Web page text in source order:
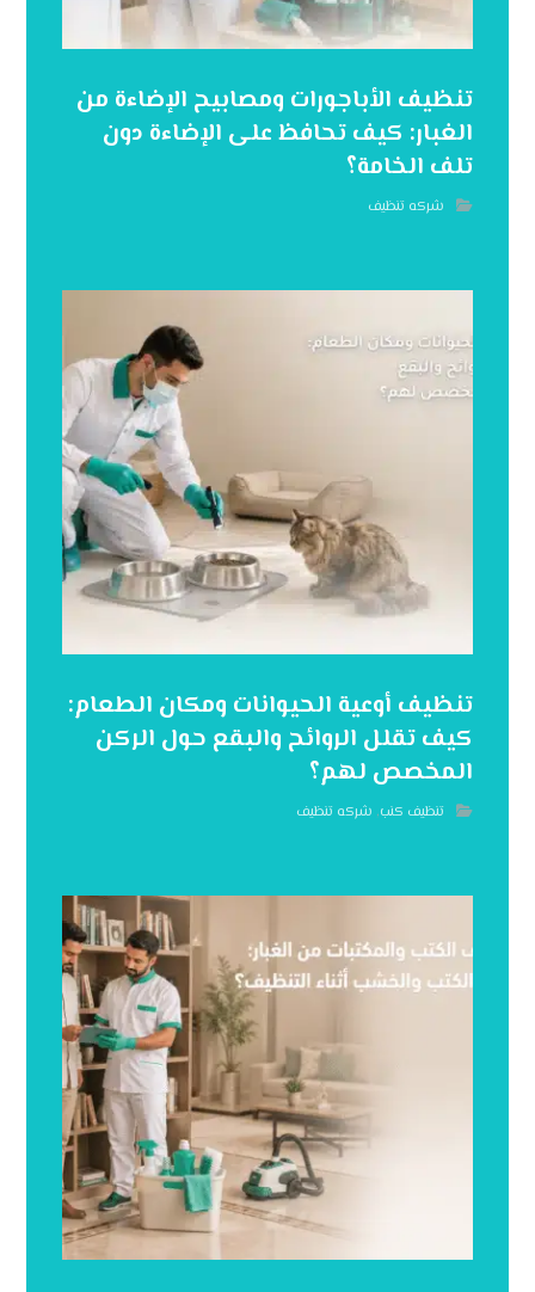
تنظيف الأباجورات ومصابيح الإضاءة من
الغبار: كيف تحافظ على الإضاءة دون
تلف الخامة؟
شركه تنظيف
تنظيف أوعية الحيوانات ومكان الطعام:
كيف تقلل الروائح والبقع حول الركن
المخصص لهم؟
تنظيف كنب, شركه تنظيف